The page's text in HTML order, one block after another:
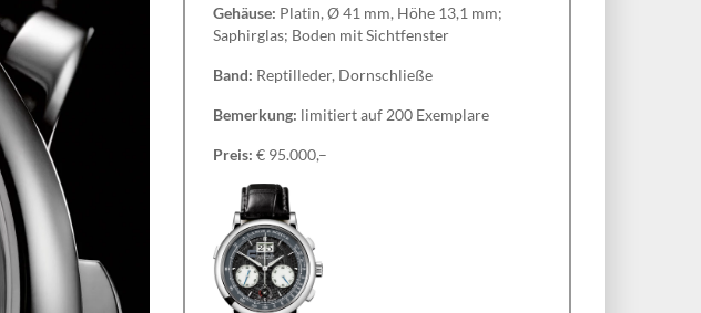
Gehäuse: Platin, Ø 41 mm, Höhe 13,1 mm;
Saphirglas; Boden mit Sichtfenster
Band: Reptilleder, Dornschließe
Bemerkung: limitiert auf 200 Exemplare
Preis: € 95.000,–